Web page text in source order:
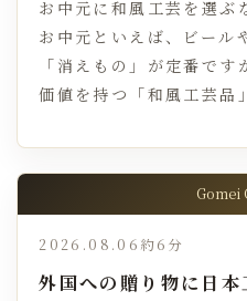
お中元に和風工芸を選ぶ
お中元といえば、ビール
「消えもの」が定番で
価値を持つ「和風工芸品
Gomei
2026.08.06 約6分
外国への贈り物に日